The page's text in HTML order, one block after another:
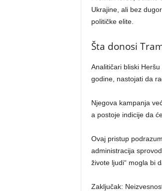
Ukrajine, ali bez
političke elite.
Šta donosi
Analitičari bliski
godine, nastojati da
Njegova kampanja
a postoje indicije da
Ovaj pristup
administracija
živote ljudi“ mogla bi
Zaključak: